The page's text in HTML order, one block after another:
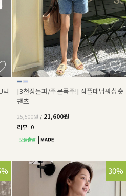
넥
[3천장돌파/주문폭주!] 심플데님워싱숏
팬츠
25,500원 / 21,600원
리뷰 : 0
30%